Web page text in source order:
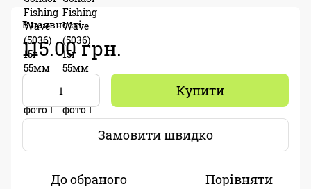
В наявності
115.00 грн.
Купити
Замовити швидко
До обраного Порівняти